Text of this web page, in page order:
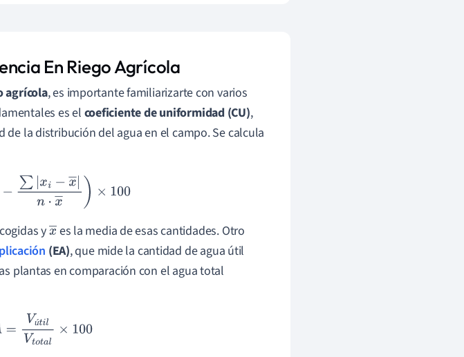
En Riego Agrícola
agrícola, es importante familiarizarte con varios
es el coeficiente de uniformidad (CU),
la distribución del agua en el campo. Se calcula
xi−x ―|n ⋅x―)× 100
yx
―
es la media de esas cantidades. Otro
(EA), que mide la cantidad de agua útil
plantas en comparación con el agua total
ú
=Vú lVtot l×100